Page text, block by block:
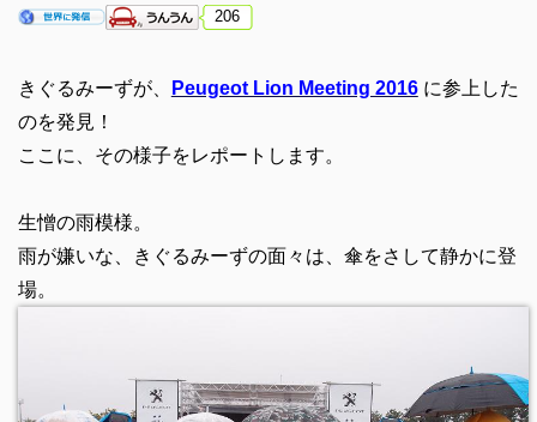
206
きぐるみーずが、 Peugeot Lion Meeting 2016に参上した
のを発見！
ここに、その様子をレポートします。
生憎の雨模様。
雨が嫌いな、きぐるみーずの面々は、傘をさして静かに登
場。